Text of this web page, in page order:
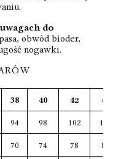
do
obwód bioder,
nogawki.
38 40 42 44
94 98 102 106
70 74 78 82